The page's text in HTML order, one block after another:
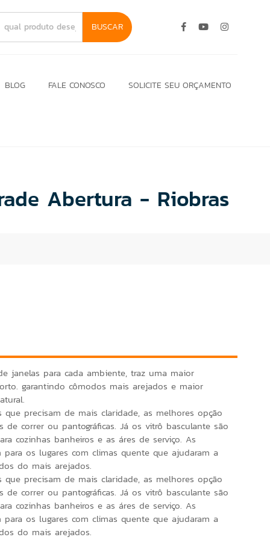
BUSCAR
BLOG FALE CONOSCO SOLICITE SEU ORÇAMENTO
Abertura - Riobras
janelas para cada ambiente, traz uma maior
garantindo cômodos mais arejados e maior
que precisam de mais claridade, as melhores opção
de correr ou pantográficas. Já os vitrô basculante são
cozinhas banheiros e as áres de serviço. As
para os lugares com climas quente que ajudaram a
do mais arejados.
que precisam de mais claridade, as melhores opção
de correr ou pantográficas. Já os vitrô basculante são
cozinhas banheiros e as áres de serviço. As
para os lugares com climas quente que ajudaram a
do mais arejados.